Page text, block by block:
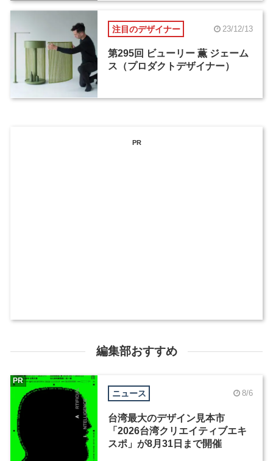
注目のデザイナー 23/12/13
第295回 ビューリー 薫 ジェーム
ス（プロダクトデザイナー）
PR
編集部おすすめ
ニュース 8/6
台湾最大のデザイン見本市
「2026台湾クリエイティブエキ
スポ」が8月31日まで開催
PR